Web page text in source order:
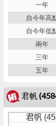
一年
自今年高
自今年低
兩年
三年
五年
君帆
君帆